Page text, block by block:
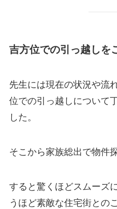
吉方位での引っ越しを
先生には現在の状況や流
位での引っ越しについて
した。
そこから家族総出で物件
すると驚くほどスムーズ
うほど素敵な住宅街との